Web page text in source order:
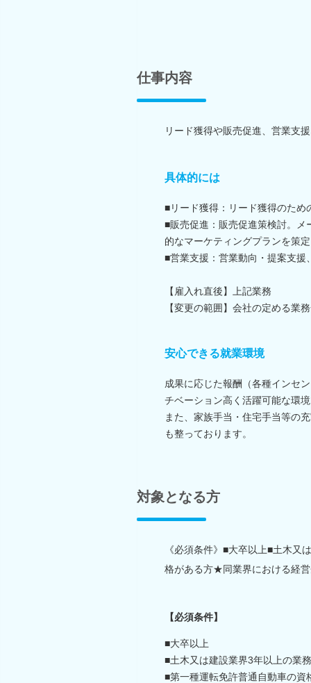
仕事内容
リード獲得や販売促進、営業支
具体的には
■リード獲得：リード獲得のため
■販売促進：販売促進策検討。
的なマーケティングプランを策定
■営業支援：営業動向・提案支援
【雇入れ直後】上記業務
【変更の範囲】会社の定める業
安心できる就業環境
成果に応じた報酬（各種インセ
チベーション高く活躍可能な環
また、家族手当・住宅手当等の
も整っております。
対象となる方
《必須条件》■大卒以上■土木又
格がある方★同業界における経
【必須条件】
■大卒以上
■土木又は建設業界3年以上の業
■第一種運転免許普通自動車の資